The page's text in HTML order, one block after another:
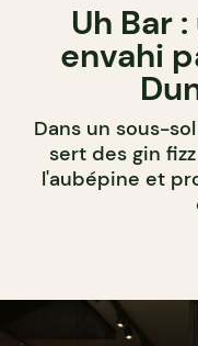
Uh Bar
envahi
Dans un sous-
sert des gin
l'aubépine et